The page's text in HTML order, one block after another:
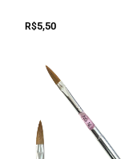
R$5,50